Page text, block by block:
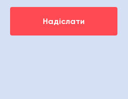
Надіслати